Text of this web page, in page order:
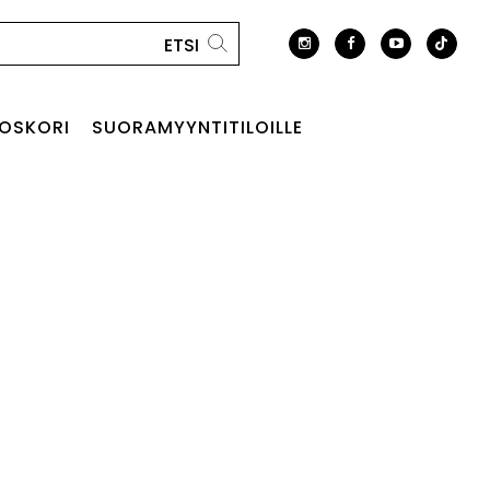
SUORAMYYNTITILOILLE